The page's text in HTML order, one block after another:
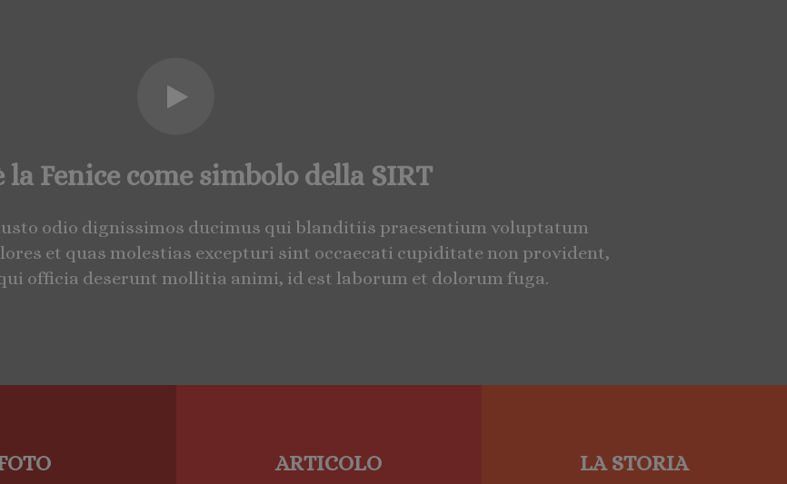
la Fenice come simbolo della SIRT
odio dignissimos ducimus qui blanditiis praesentium voluptatum
et quas molestias excepturi sint occaecati cupiditate non provident,
officia deserunt mollitia animi, id est laborum et dolorum fuga.
ARTICOLO LA STORIA